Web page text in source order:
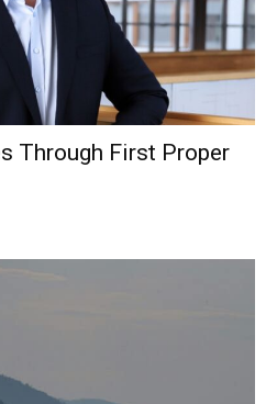
Through First Proper